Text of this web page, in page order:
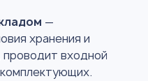
—
хранения и
проводит входной